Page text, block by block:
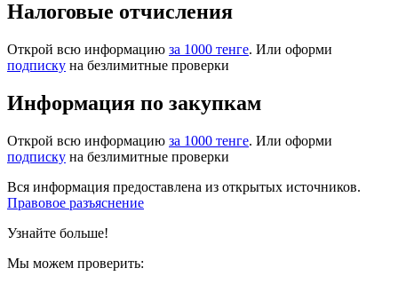
Налоговые отчисления
Открой всю информацию за 1000 тенге. Или оформи
подписку на безлимитные проверки
Информация по закупкам
Открой всю информацию за 1000 тенге. Или оформи
подписку на безлимитные проверки
Вся информация предоставлена из открытых источников.
Правовое разъяснение
Узнайте больше!
Мы можем проверить: